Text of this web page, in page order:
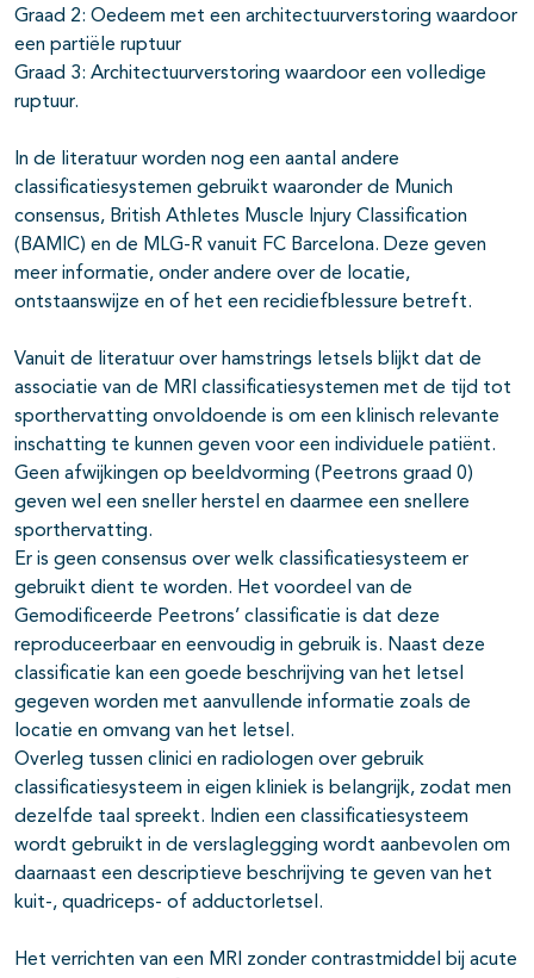
Graad 2: Oedeem met een architectuurverstoring waardoor
een partiële ruptuur
Graad 3: Architectuurverstoring waardoor een volledige
ruptuur.
In de literatuur worden nog een aantal andere
classificatiesystemen gebruikt waaronder de Munich
consensus, British Athletes Muscle Injury Classification
(BAMIC) en de MLG-R vanuit FC Barcelona. Deze geven
meer informatie, onder andere over de locatie,
ontstaanswijze en of het een recidiefblessure betreft.
Vanuit de literatuur over hamstrings letsels blijkt dat de
associatie van de MRI classificatiesystemen met de tijd tot
sporthervatting onvoldoende is om een klinisch relevante
inschatting te kunnen geven voor een individuele patiënt.
Geen afwijkingen op beeldvorming (Peetrons graad 0)
geven wel een sneller herstel en daarmee een snellere
sporthervatting.
Er is geen consensus over welk classificatiesysteem er
gebruikt dient te worden. Het voordeel van de
Gemodificeerde Peetrons’ classificatie is dat deze
reproduceerbaar en eenvoudig in gebruik is. Naast deze
classificatie kan een goede beschrijving van het letsel
gegeven worden met aanvullende informatie zoals de
locatie en omvang van het letsel.
Overleg tussen clinici en radiologen over gebruik
classificatiesysteem in eigen kliniek is belangrijk, zodat men
dezelfde taal spreekt. Indien een classificatiesysteem
wordt gebruikt in de verslaglegging wordt aanbevolen om
daarnaast een descriptieve beschrijving te geven van het
kuit-, quadriceps- of adductorletsel.
Het verrichten van een MRI zonder contrastmiddel bij acute